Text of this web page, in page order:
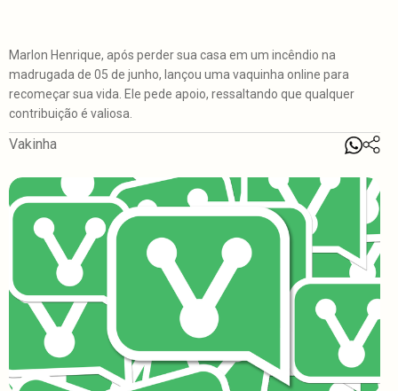
Marlon Henrique, após perder sua casa em um incêndio na
madrugada de 05 de junho, lançou uma vaquinha online para
recomeçar sua vida. Ele pede apoio, ressaltando que qualquer
contribuição é valiosa.
Vakinha